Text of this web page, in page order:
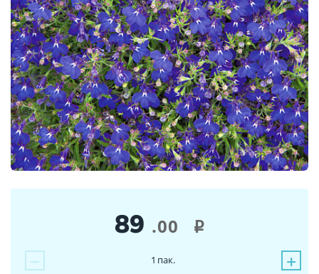
89 .00 i
− +
1 пак.